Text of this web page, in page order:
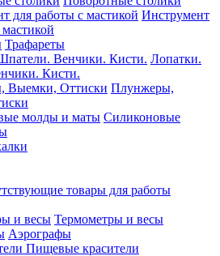
Инструмент
Трафареты
Лопатки.
Кисти.
Плунжеры,
Силиконовые
товары для работы
Термометры и весы
Аэрографы
Пищевые красители